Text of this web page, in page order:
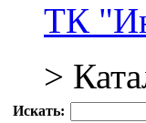
ТК
>
Искать: